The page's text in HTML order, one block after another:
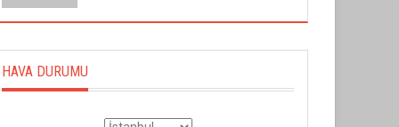
HAVA DURUMU